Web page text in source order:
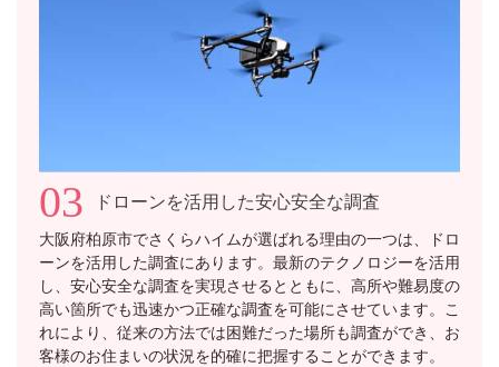
03 ドローンを活用した安心安全な調査
大阪府柏原市でさくらハイムが選ばれる理由の一つは、ドロ
ーンを活用した調査にあります。最新のテクノロジーを活用
し、安心安全な調査を実現させるとともに、高所や難易度の
高い箇所でも迅速かつ正確な調査を可能にさせています。こ
れにより、従来の方法では困難だった場所も調査ができ、お
客様のお住まいの状況を的確に把握することができます。